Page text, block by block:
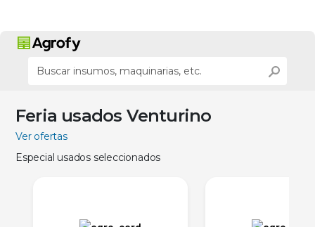
Feria usados Venturino
Ver ofertas
Especial usados seleccionados